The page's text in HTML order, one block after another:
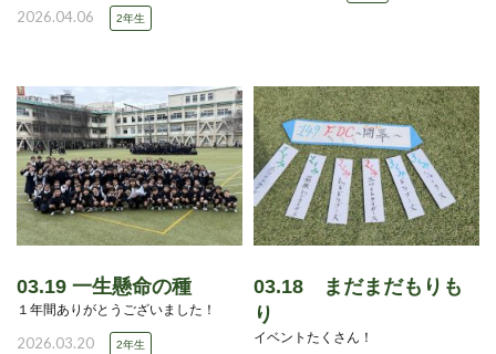
2026.04.06 2年生
03.19 一生懸命の種
１年間ありがとうございました！
2026.03.20 2年生
03.18 まだまだもりも
り
イベントたくさん！